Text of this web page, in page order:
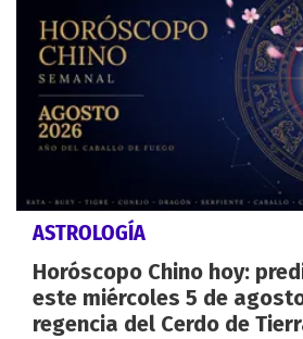
ASTROLOGÍA
Horóscopo Chino hoy:
este miércoles 5 de
regencia del Cerdo de